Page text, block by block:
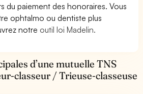
du paiement des honoraires. Vous
ophtalmo ou dentiste plus
notre outil loi Madelin.
d’une mutuelle TNS
classeur / Trieuse-classeuse